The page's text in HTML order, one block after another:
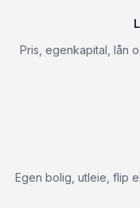
Pris, egenkapital, lån
Egen bolig, utleie, flip